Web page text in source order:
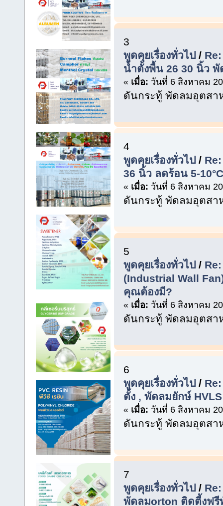
3
พูดคุยเรื่องทั่วไป /
น้ำตั้งพื้น 26 30 นิ้ว
« เมื่อ: วันที่ 6 สิงหาคม
ดันกระทู้ พัดลมอุตสา
4
พูดคุยเรื่องทั่วไป /
36 นิ้ว ลดร้อน 5-
« เมื่อ: วันที่ 6 สิงหาคม
ดันกระทู้ พัดลมอุตสา
5
พูดคุยเรื่องทั่วไป /
(Industrial Wall
คุณต้องมี?
« เมื่อ: วันที่ 6 สิงหาคม
ดันกระทู้ พัดลมอุตสา
6
พูดคุยเรื่องทั่วไป /
ตั้ง , พัดลมยักษ์
« เมื่อ: วันที่ 6 สิงหาคม
ดันกระทู้ พัดลมอุตสา
7
พูดคุยเรื่องทั่วไป /
พัดลมorton ติดตี้งฟรี